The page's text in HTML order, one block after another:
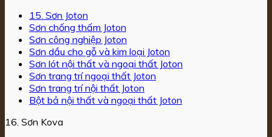
15. Sơn Joton
Sơn chống thấm Joton
Sơn công nghiệp Joton
Sơn dầu cho gỗ và kim loại Joton
Sơn lót nội thất và ngoại thất Joton
Sơn trang trí ngoại thất Joton
Sơn trang trí nội thất Joton
Bột bả nội thất và ngoại thất Joton
16. Sơn Kova